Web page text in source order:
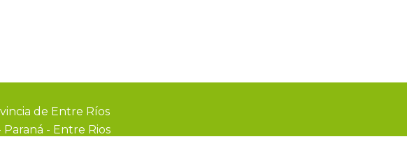
de Entre Ríos
Paraná - Entre Rios